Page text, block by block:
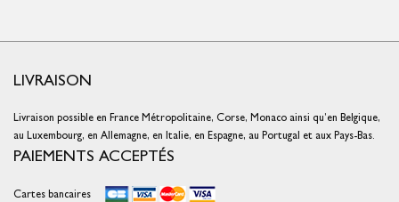
LIVRAISON
Livraison possible en France Métropolitaine, Corse, Monaco ainsi qu’en Belgique,
au Luxembourg, en Allemagne, en Italie, en Espagne, au Portugal et aux Pays-Bas.
PAIEMENTS ACCEPTÉS
Cartes bancaires